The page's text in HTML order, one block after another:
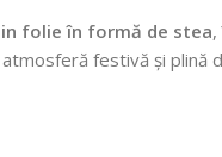
folie în formă de stea
festivă și plină